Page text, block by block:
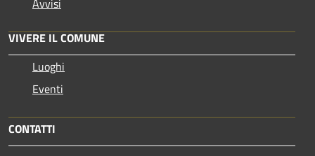
Avvisi
VIVERE IL COMUNE
Luoghi
Eventi
CONTATTI